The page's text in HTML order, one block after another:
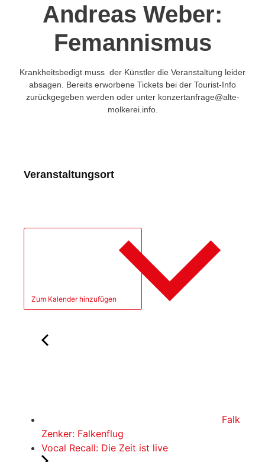
Andreas Weber:
Femannismus
Krankheitsbedigt muss der Künstler die Veranstaltung leider
absagen. Bereits erworbene Tickets bei der Tourist-Info
zurückgegeben werden oder unter konzertanfrage@alte-
molkerei.info.
Veranstaltungsort
Zum Kalender hinzufügen
Falk
Zenker: Falkenflug
Vocal Recall: Die Zeit ist live